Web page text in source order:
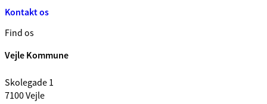
Kontakt os
Find os
Vejle Kommune
Skolegade 1
7100 Vejle